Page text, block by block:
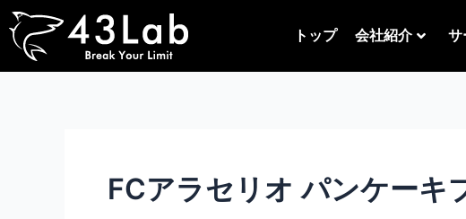
内
容
トップ 会社紹介 サ
FCアラセリオ パンケーキ
Post
navigation